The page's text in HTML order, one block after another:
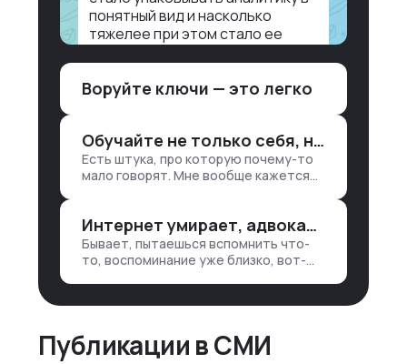
понятный вид и насколько
тяжелее при этом стало ее
Объясню в разрезе нашей
лет 15 назад, нужно было:
1. Собирать данные в одну базу и
разгребать их оттуда вручную:
проекту — все ручками
Воруйте ключи — это легко
Обучайте не только себя, но и клиентов
Есть штука, про которую почему-то
мало говорят. Мне вообще кажется
стороны. Ты что-то хватаешь у
клиента: е…
Интернет умирает, адвокаты и судьи в растерянности, а я хочу песню
Бывает, пытаешься вспомнить что-
то, воспоминание уже близко, вот-
днями. А то и неделями, если сильно
Публикации в СМИ